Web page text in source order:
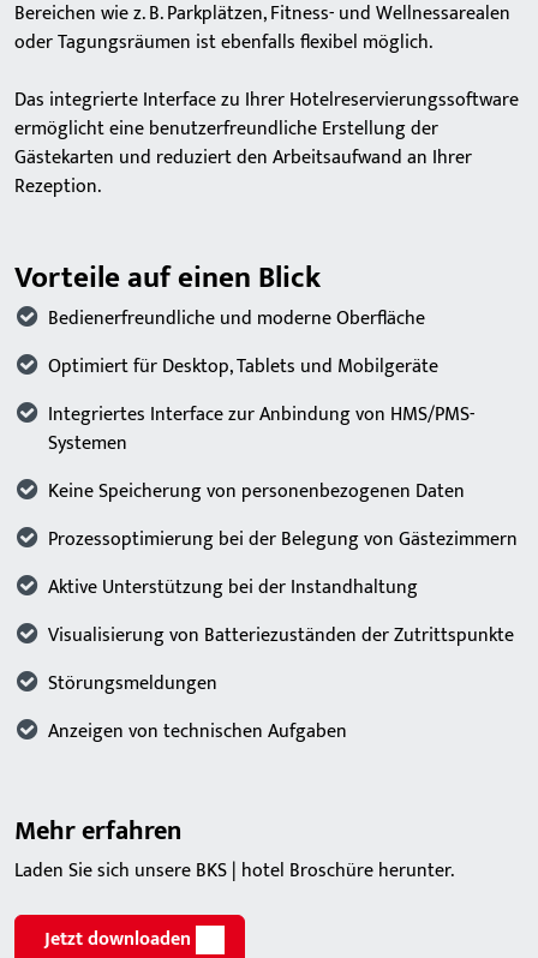
Bereichen wie z. B. Parkplätzen, Fitness- und Wellnessarealen
oder Tagungsräumen ist ebenfalls flexibel möglich.
Das integrierte Interface zu Ihrer Hotelreservierungssoftware
ermöglicht eine benutzerfreundliche Erstellung der
Gästekarten und reduziert den Arbeitsaufwand an Ihrer
Rezeption.
Vorteile auf einen Blick
Bedienerfreundliche und moderne Oberfläche
Optimiert für Desktop, Tablets und Mobilgeräte
Integriertes Interface zur Anbindung von HMS/PMS-
Systemen
Keine Speicherung von personenbezogenen Daten
Prozessoptimierung bei der Belegung von Gästezimmern
Aktive Unterstützung bei der Instandhaltung
Visualisierung von Batteriezuständen der Zutrittspunkte
Störungsmeldungen
Anzeigen von technischen Aufgaben
Mehr erfahren
Laden Sie sich unsere BKS | hotel Broschüre herunter.
Jetzt downloaden